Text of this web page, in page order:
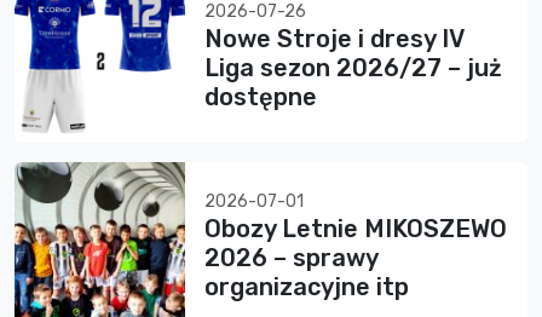
2026-07-26
Nowe Stroje i dresy IV
Liga sezon 2026/27 – już
dostępne
2026-07-01
Obozy Letnie MIKOSZEWO
2026 – sprawy
organizacyjne itp